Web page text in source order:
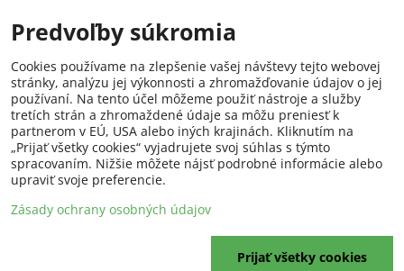
Predvoľby súkromia
Cookies používame na zlepšenie vašej návštevy tejto webovej
stránky, analýzu jej výkonnosti a zhromažďovanie údajov o jej
používaní. Na tento účel môžeme použiť nástroje a služby
tretích strán a zhromaždené údaje sa môžu preniesť k
partnerom v EÚ, USA alebo iných krajinách. Kliknutím na
„Prijať všetky cookies“ vyjadrujete svoj súhlas s týmto
spracovaním. Nižšie môžete nájsť podrobné informácie alebo
upraviť svoje preferencie.
Zásady ochrany osobných údajov
Prijať všetky cookies